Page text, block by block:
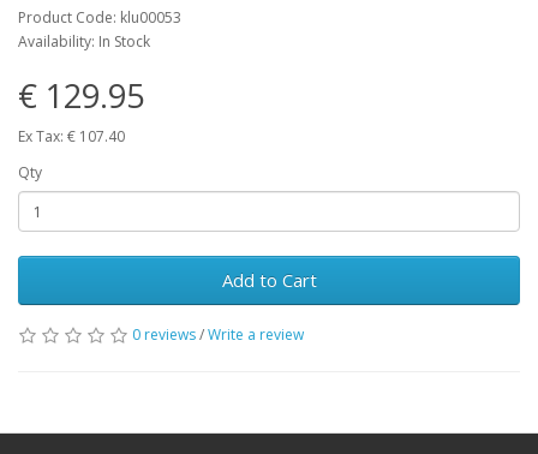
Product Code: klu00053
Availability: In Stock
€ 129.95
Ex Tax: € 107.40
Qty
Add to Cart
0 reviews/Write a review